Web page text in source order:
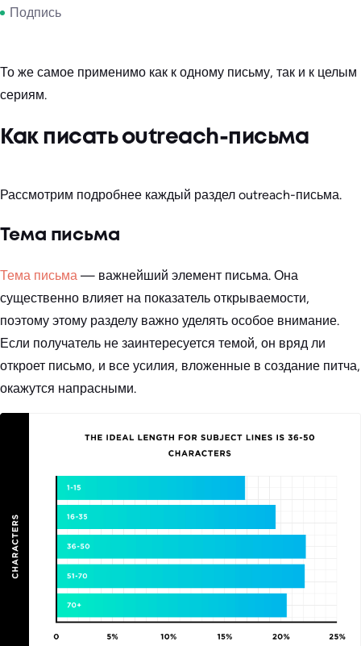
Подпись
То же самое применимо как к одному письму, так и к целым
сериям.
Как писать outreach-письма
Рассмотрим подробнее каждый раздел outreach-письма.
Тема письма
Тема письма — важнейший элемент письма. Она
существенно влияет на показатель открываемости,
поэтому этому разделу важно уделять особое внимание.
Если получатель не заинтересуется темой, он вряд ли
откроет письмо, и все усилия, вложенные в создание питча,
окажутся напрасными.